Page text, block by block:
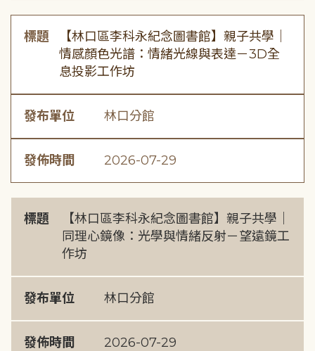
標題
【林口區李科永紀念圖書館】親子共學｜
情感顏色光譜：情緒光線與表達－3D全
息投影工作坊
發布單位 林口分館
發佈時間 2026-07-29
標題
【林口區李科永紀念圖書館】親子共學｜
同理心鏡像：光學與情緒反射－望遠鏡工
作坊
發布單位 林口分館
發佈時間 2026-07-29